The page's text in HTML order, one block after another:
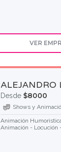
VER
ALEJANDRO
Desde $8000
Shows y
Animación
Animación - Locución